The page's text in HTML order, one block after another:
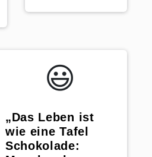
😃️
„Das Leben ist
wie eine Tafel
Schokolade: